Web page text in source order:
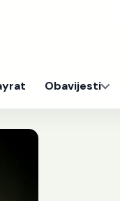
Obavijesti